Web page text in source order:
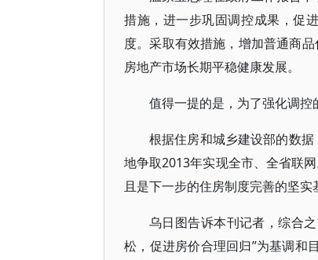
措施，进一步巩固调控成果，促
度。采取有效措施，增加普通商
房地产市场长期平稳健康发展。
值得一提的是，为了强化调控
根据住房和城乡建设部的数
地争取2013年实现全市、全省联
且是下一步的住房制度完善的坚实
乌日图告诉本刊记者，综合
松，促进房价合理回归”为基调和